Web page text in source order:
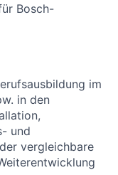
Bosch-
im
in den
und
vergleichbare